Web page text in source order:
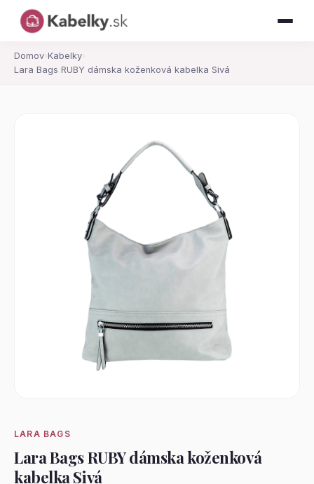
Domov› Kabelky›
Lara Bags RUBY dámska koženková kabelka Sivá
LARA BAGS
Lara Bags RUBY dámska koženková
kabelka Sivá